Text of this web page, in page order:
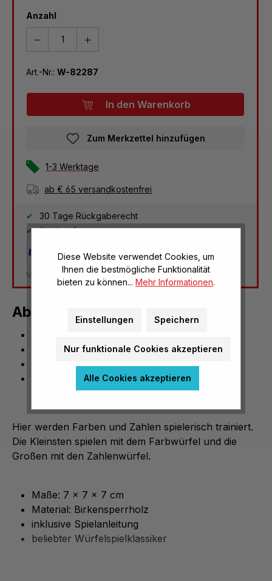
Anzahl
Art.-Nr.: W-82287
In den Warenkorb
Zum Merkzettel hinzufügen
1-3 Werktage
ab € 65 versandkostenfrei
30 Tage Rückgaberecht
2 Jahre Garantie
Versandkosten Deutschland: € 3,95
Ab in die Box
Material: Birkensperrholz
inklusive Spielanleitung
beliebter Würfelspielklassiker
Hier werden Farben und Zahlen spielerisch trainiert.
Die Kleinsten spielen mit dem Farbwürfel und die
Großen mit den Zahlenwürfel.
Maße: 7 x 7 x 7 cm
Material: Birkensperrholz
inklusive Spielanleitung
beliebter Würfelspielklassiker
Diese Website verwendet Cookies, um
Ihnen die bestmögliche Funktionalität
bieten zu können... Mehr Informationen.
Einstellungen Speichern
Nur funktionale Cookies akzeptieren
Alle Cookies akzeptieren